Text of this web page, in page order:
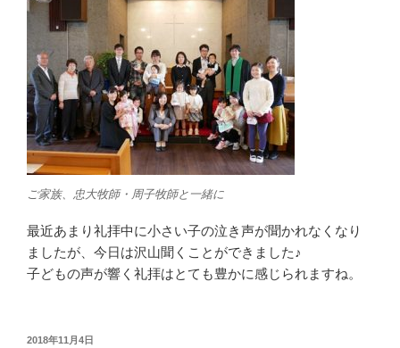
ご家族、忠大牧師・周子牧師と一緒に
最近あまり礼拝中に小さい子の泣き声が聞かれなくなり
ましたが、今日は沢山聞くことができました♪
子どもの声が響く礼拝はとても豊かに感じられますね。
投
2018年11月4日